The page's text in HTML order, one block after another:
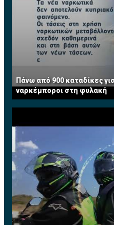
για να δει τις λύσεις που
έχετε παρά να τους
Κατηγορίες Εκθετών
Παραγωγή Ενέργειας
• Αυτοπαραγωγή
• Εμπορικά συστήματα
• Bιομάζα
• Συστήματα ενεργειακής
εξοικονόμησης
• Ανάκτηση θερμότητας
μεγάλους χώρους
• Σκίαση
• Θερμομόνωση
• Φωτισμός
• Διαχείριση αποβλήτων
Πάνω από 900 καταδίκες
ναρκέμποροι στη φυλακή